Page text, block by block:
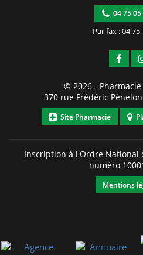
04 75 05
Par fax : 04 75
© 2026 -
370 rue Frédéric Pénelon
Site Pharmacie
Inscription à l'Ordre National
numéro
Mentions